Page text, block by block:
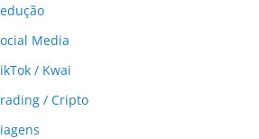
Media
/ Kwai
/ Cripto